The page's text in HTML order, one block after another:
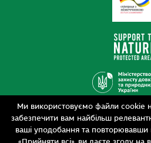
Ми використовуємо файли cookie
забезпечити вам найбільш
ваші уподобання та повторювавши
Дизайн
Розробка